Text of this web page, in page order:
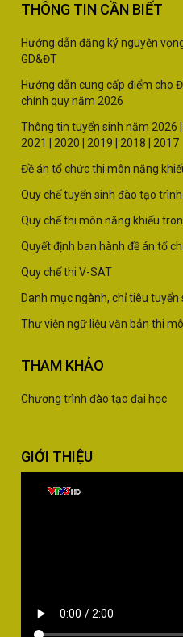
THÔNG TIN CẦN BIẾT
Hướng dẫn đăng ký nguyện
GD&ĐT
Hướng dẫn cung cấp điểm cho
chính quy năm 2026
Thông tin tuyển sinh năm 2026 |
2021
2020 2019 2018
2017
Đề án tổ chức thi môn năng
Quy chế tuyển sinh đào tạo
Quy chế thi môn năng khiếu
Quyết định ban hành đề án tổ
Quy chế thi V-SAT
Danh mục ngành, chỉ tiêu tuyển
Thư viện ngữ liệu văn bản thi
THAM KHẢO
Chương trình đào tạo đại học
GIỚI THIỆU